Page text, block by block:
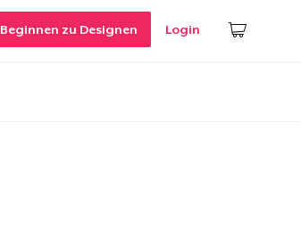
Beginnen zu Designen Login